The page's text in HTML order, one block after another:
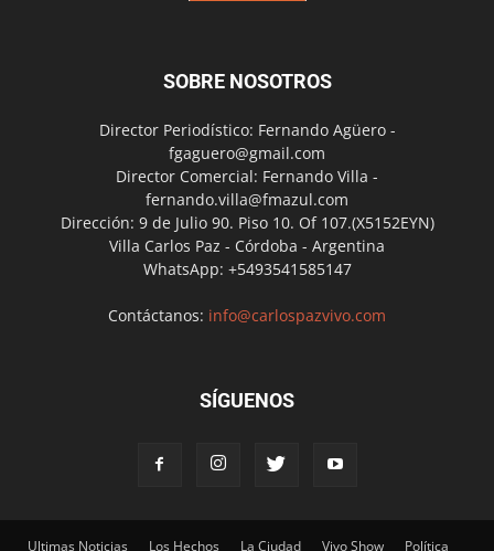
SOBRE NOSOTROS
Director Periodístico: Fernando Agüero -
fgaguero@gmail.com
Director Comercial: Fernando Villa -
fernando.villa@fmazul.com
Dirección: 9 de Julio 90. Piso 10. Of 107.(X5152EYN)
Villa Carlos Paz - Córdoba - Argentina
WhatsApp: +5493541585147
Contáctanos: info@carlospazvivo.com
SÍGUENOS
Ultimas Noticias Los Hechos La Ciudad Vivo Show Política